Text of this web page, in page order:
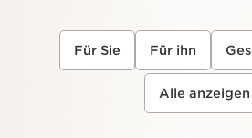
Für Sie Für ihn
Alle anzeigen